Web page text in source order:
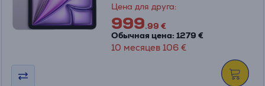
Цена для друга:
999.99 €
Обычная цена: 1279 €
10 месяцев 106 €